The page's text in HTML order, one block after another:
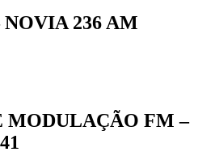
236 AM
MODULAÇÃO FM –